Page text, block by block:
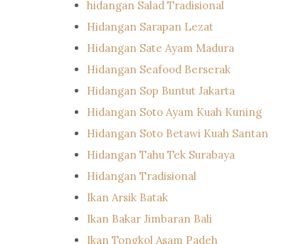
hidangan Salad Tradisional
Hidangan Sarapan Lezat
Hidangan Sate Ayam Madura
Hidangan Seafood Berserak
Hidangan Sop Buntut Jakarta
Hidangan Soto Ayam Kuah Kuning
Hidangan Soto Betawi Kuah Santan
Hidangan Tahu Tek Surabaya
Hidangan Tradisional
Ikan Arsik Batak
Ikan Bakar Jimbaran Bali
Ikan Tongkol Asam Padeh